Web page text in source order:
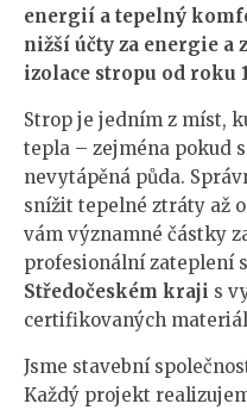
energií a tepelný
nižší účty za energie
izolace stropu od roku
Strop je jedním z míst,
tepla – zejména pokud
nevytápěná půda.
snížit tepelné ztráty až
vám významné částky
profesionální zateplení
Středočeském kraji s
certifikovaných
Jsme stavební
Každý projekt